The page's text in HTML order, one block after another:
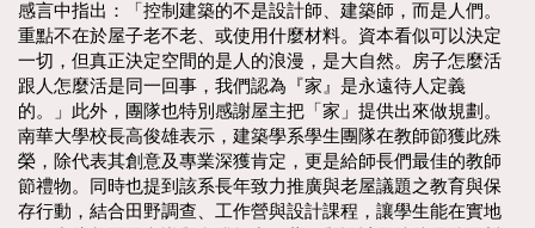
感言中指出：「控制建築的不是設計師、建築師，而是人們。
重點不在於屋子老不老、或使用什麼材料。資本看似可以決定
一切，但真正決定空間的是人的浪漫，是大自然。房子怎麼活
跟人怎麼活是同一回事，我們認為『家』是永遠待人定義
的。」此外，團隊也特別感謝屋主把「家」提供出來做規劃。
南華大學校長高俊雄表示，建築學系學生團隊在教師節獲此殊
榮，除代表其創意及專業深獲肯定，更是給師長們最佳的教師
節禮物。同時也提到該系長年致力推廣與老屋議題之教育與保
存行動，結合田野調查、工作營與設計課程，讓學生能在實地